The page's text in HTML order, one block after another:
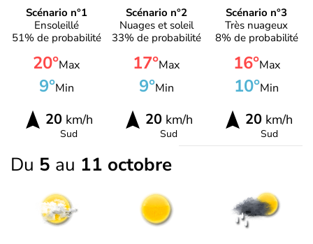
Scénario n°1
Ensoleillé
51% de probabilité
20°Max
9°Min
20km/h
Sud
Scénario n°2
Nuages et soleil
33% de probabilité
17°Max
9°Min
20km/h
Sud
Scénario n°3
Très nuageux
8% de probabilité
16°Max
10°Min
20 km/h
Sud
Du 5 au 11 octobre